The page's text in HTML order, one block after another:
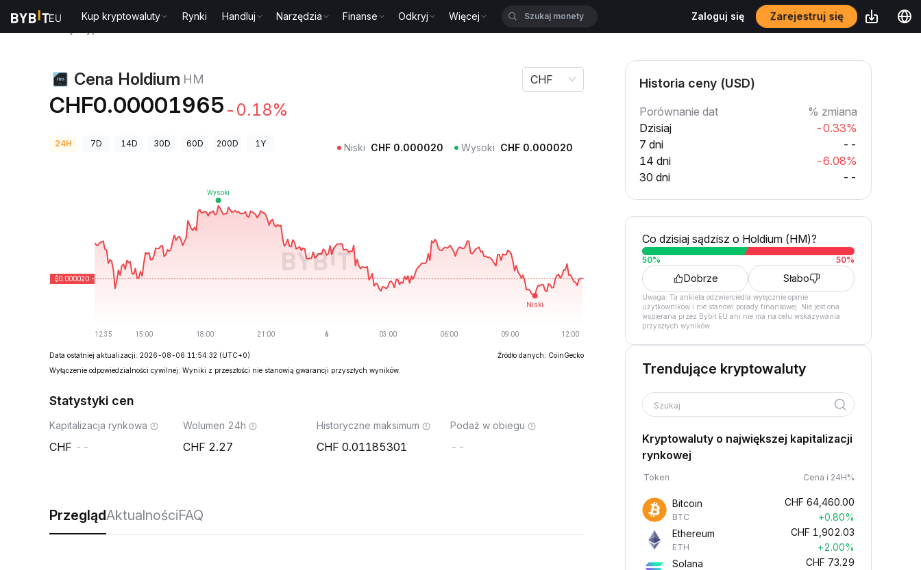
Kup kryptowaluty Rynki Handluj Narzędzia Finanse Odkryj Więcej Zaloguj się Zarejestruj się
Cena Holdium HM
CHF0.00001965 -0.18%
CHF
24H 7D 14D 30D 60D 200D 1Y Niski CHF 0.000020 Wysoki CHF 0.000020
Data ostatniej aktualizacji: 2026-08-06 11:54:32 (UTC+0)
Źródło danych: CoinGecko
Wyłączenie odpowiedzialności cywilnej: Wyniki z przeszłości nie stanowią gwarancji przyszłych wyników.
Statystyki cen
Kapitalizacja rynkowa
--
Wolumen 24h
2.27
Historyczne maksimum
0.01185301
Podaż w obiegu
--
PrzeglądAktualnościFAQ
Historia ceny (USD)
Porównanie dat
% zmiana
Dzisiaj
-0.33%
7 dni
--
14 dni
-6.08%
30 dni
--
Co dzisiaj sądzisz o Holdium (HM)?
50% 50%
Dobrze Słabo
Uwaga: Ta ankieta odzwierciedla wyłącznie opinie
użytkowników i nie stanowi porady finansowej. Nie jest ona
wspierana przez Bybit EU ani nie ma na celu wskazywania
przyszłych wyników.
Trendujące kryptowaluty
Szukaj
Kryptowaluty o największej kapitalizacji
rynkowej
Token Cena i 24H%
Bitcoin
BTC
CHF 64,460.00
+0.80%
Ethereum
ETH
CHF 1,902.03
+2.00%
Solana
CHF 73.29